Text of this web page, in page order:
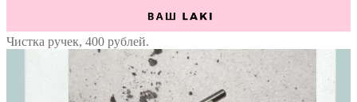
Чистка ручек, 400 рублей.